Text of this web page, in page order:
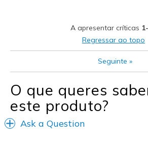
A apresentar críticas
Regressar ao topo
Seguinte »
O que queres
este produto?
Ask a Question